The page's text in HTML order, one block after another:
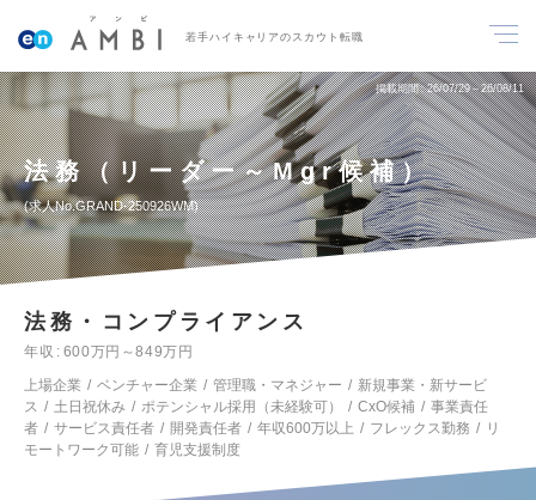
若手ハイキャリアのスカウト転職
掲載期間 26/07/29～26/08/11
法務（リーダー～Mgr候補）
求人No.GRAND-250926WM
法務・コンプライアンス
年収
600万円～849万円
上場企業
ベンチャー企業 管理職・マネジャー
新規事業・新サービ
ス
土日祝休み ポテンシャル採用（未経験可） CxO候補
事業責任
者
サービス責任者 開発責任者 年収600万以上 フレックス勤務
リ
モートワーク可能
育児支援制度